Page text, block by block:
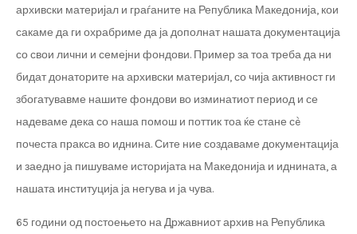
архивски материјал и граѓаните на Република Македонија, кои
сакаме да ги охрабриме да ја дополнат нашата документација
со свои лични и семејни фондови. Пример за тоа треба да ни
бидат донаторите на архивски материјал, со чија активност ги
збогатувавме нашите фондови во изминатиот период и се
надеваме дека со наша помош и поттик тоа ќе стане сè
почеста пракса во иднина. Сите ние создаваме документација
и заедно ја пишуваме историјата на Македонија и иднината, а
нашата институција ја негува и ја чува.
65 години од постоењето на Државниот архив на Република